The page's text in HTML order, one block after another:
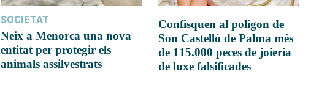
SOCIETAT
Neix a Menorca una nova
entitat per protegir els
animals assilvestrats
Confisquen al polígon de
Son Castelló de Palma més
de 115.000 peces de joieria
de luxe falsificades